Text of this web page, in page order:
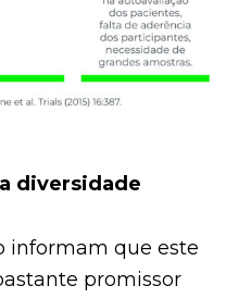
diversidade
informam que este
promissor